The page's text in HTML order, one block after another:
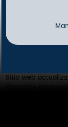
Sitio web